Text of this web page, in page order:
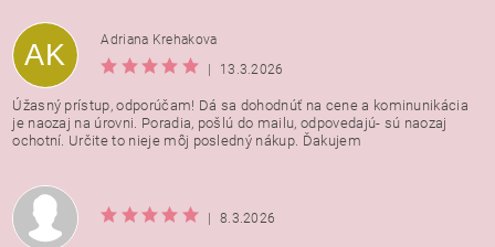
AK
Adriana Krehakova
|
13.3.2026
Úžasný prístup, odporúčam! Dá sa dohodnúť na cene a kominunikácia
je naozaj na úrovni. Poradia, pošlú do mailu, odpovedajú- sú naozaj
ochotní. Určite to nieje môj posledný nákup. Ďakujem
| 8.3.2026